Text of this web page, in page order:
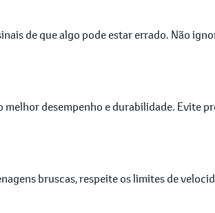
de que algo pode estar errado. Não
desempenho e durabilidade. Evite
bruscas, respeite os limites de